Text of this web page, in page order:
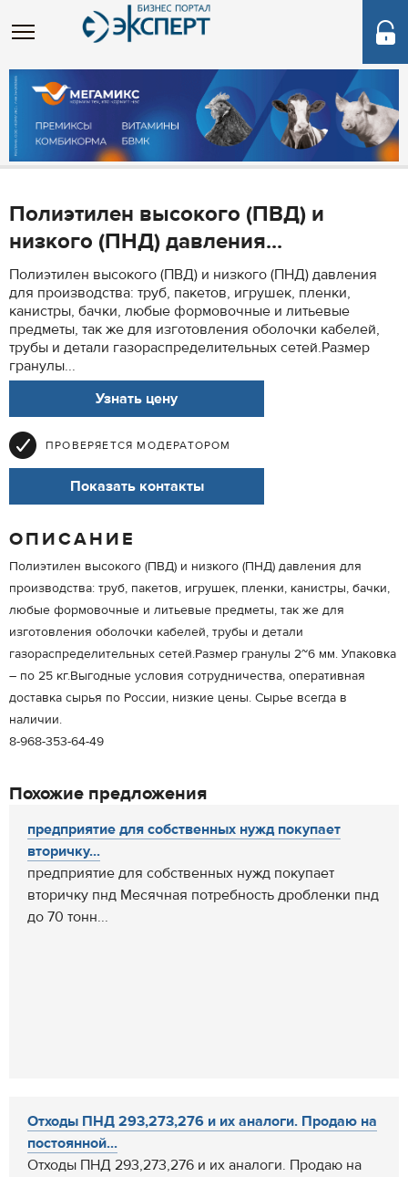
Полиэтилен высокого (ПВД) и
низкого (ПНД) давления...
Полиэтилен высокого (ПВД) и низкого (ПНД) давления
для производства: труб, пакетов, игрушек, пленки,
канистры, бачки, любые формовочные и литьевые
предметы, так же для изготовления оболочки кабелей,
трубы и детали газораспределительных сетей.Размер
гранулы...
Узнать цену
ПРОВЕРЯЕТСЯ МОДЕРАТОРОМ
Показать контакты
ОПИСАНИЕ
Полиэтилен высокого (ПВД) и низкого (ПНД) давления для
производства: труб, пакетов, игрушек, пленки, канистры, бачки,
любые формовочные и литьевые предметы, так же для
изготовления оболочки кабелей, трубы и детали
газораспределительных сетей.Размер гранулы 2~6 мм. Упаковка
– по 25 кг.Выгодные условия сотрудничества, оперативная
доставка сырья по России, низкие цены. Сырье всегда в
наличии.
8-968-353-64-49
Похожие предложения
предприятие для собственных нужд покупает
вторичку...
предприятие для собственных нужд покупает
вторичку пнд Месячная потребность дробленки пнд
до 70 тонн...
Отходы ПНД 293,273,276 и их аналоги. Продаю на
постоянной...
Отходы ПНД 293,273,276 и их аналоги. Продаю на